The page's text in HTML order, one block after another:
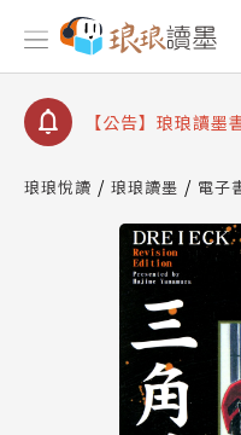
【公告】因
停部分閱讀服務
【公告】琅琅讀墨
【公告】琅琅讀墨
請圖文教學
查詢
【公告】因
停部分閱讀服務
琅琅悅讀 琅琅讀墨 電子